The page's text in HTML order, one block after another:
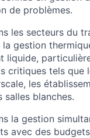
de problèmes.
les secteurs du
la gestion
liquide,
critiques tels que
les
salles blanches.
la gestion
avec des